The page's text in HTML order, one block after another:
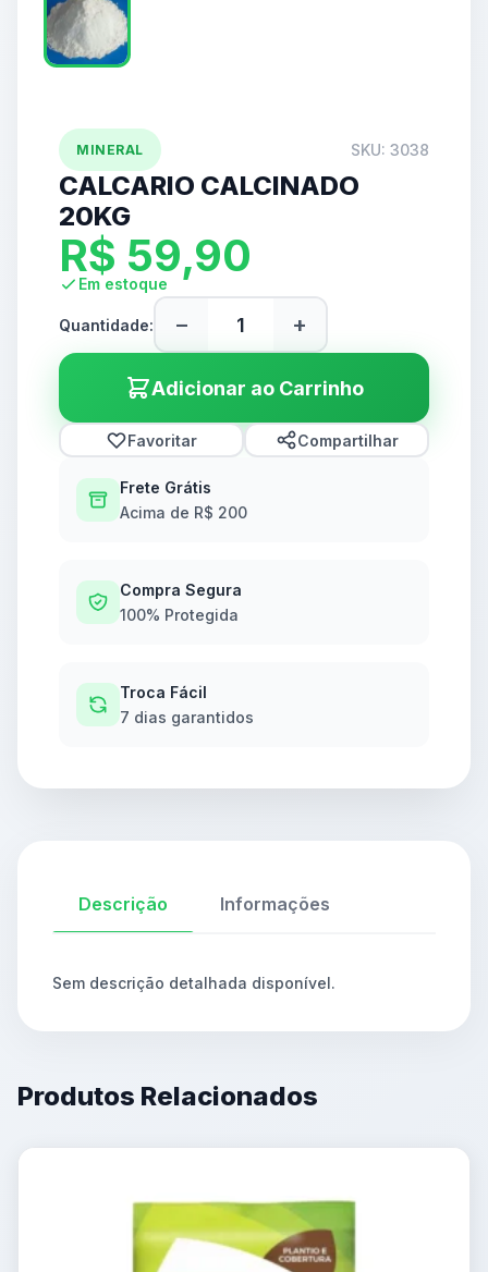
MINERAL SKU: 3038
CALCARIO CALCINADO
20KG
R$ 59,90
Em estoque
Quantidade: − +
Adicionar ao Carrinho
Favoritar Compartilhar
Frete Grátis
Acima de R$ 200
Compra Segura
100% Protegida
Troca Fácil
7 dias garantidos
Descrição Informações
Sem descrição detalhada disponível.
Produtos Relacionados